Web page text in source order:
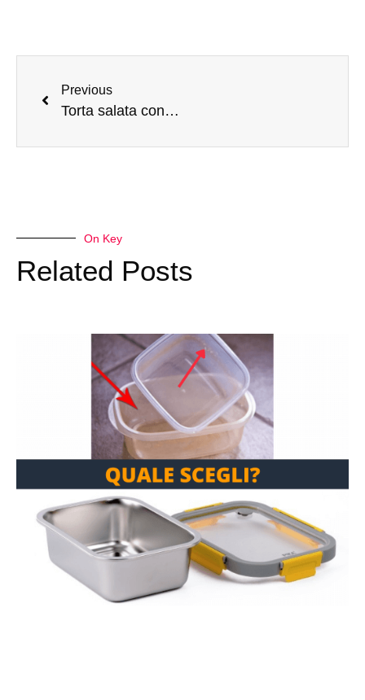
Previous
Torta salata con salame e patate nel Roaster
On Key
Related Posts